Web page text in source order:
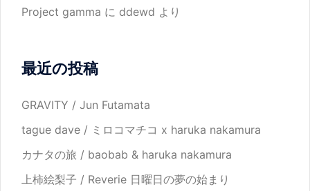
Project gamma に ddewd より
最近の投稿
GRAVITY / Jun Futamata
tague dave / ミロコマチコ x haruka nakamura
カナタの旅 / baobab & haruka nakamura
上柿絵梨子 / Reverie 日曜日の夢の始まり